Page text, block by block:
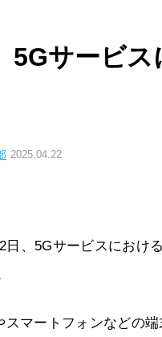
5Gサービ
2025.04.22
日、5Gサービスにお
スマートフォンなどの